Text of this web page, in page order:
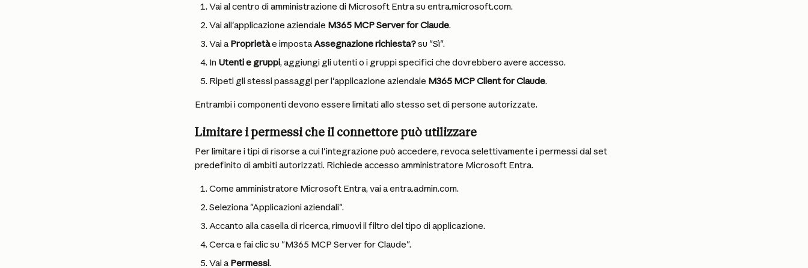
Vai al centro di amministrazione di Microsoft Entra su entra.microsoft.com.
Vai all'applicazione aziendale M365 MCP Server for Claude.
Vai a Proprietà e imposta Assegnazione richiesta? su "Sì".
In Utenti e gruppi, aggiungi gli utenti o i gruppi specifici che dovrebbero avere accesso.
Ripeti gli stessi passaggi per l'applicazione aziendale M365 MCP Client for Claude.
Entrambi i componenti devono essere limitati allo stesso set di persone autorizzate.
Limitare i permessi che il connettore può utilizzare
Per limitare i tipi di risorse a cui l'integrazione può accedere, revoca selettivamente i permessi dal set
predefinito di ambiti autorizzati. Richiede accesso amministratore Microsoft Entra.
Come amministratore Microsoft Entra, vai a entra.admin.com.
Seleziona "Applicazioni aziendali".
Accanto alla casella di ricerca, rimuovi il filtro del tipo di applicazione.
Cerca e fai clic su "M365 MCP Server for Claude".
Vai a Permessi.